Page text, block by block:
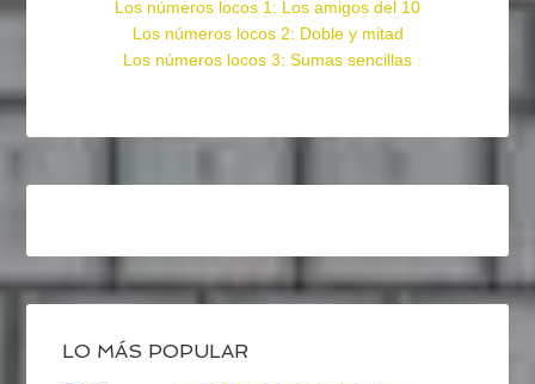
Los números locos 1: Los amigos del 10
Los números locos 2: Doble y mitad
Los números locos 3: Sumas sencillas
LO MÁS POPULAR